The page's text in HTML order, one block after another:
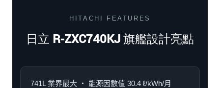
HITACHI FEATURES
日立 R-ZXC740KJ 旗艦設計亮點
741L 業界最大 ‧ 能源因數值 30.4 ℓ/kWh/月